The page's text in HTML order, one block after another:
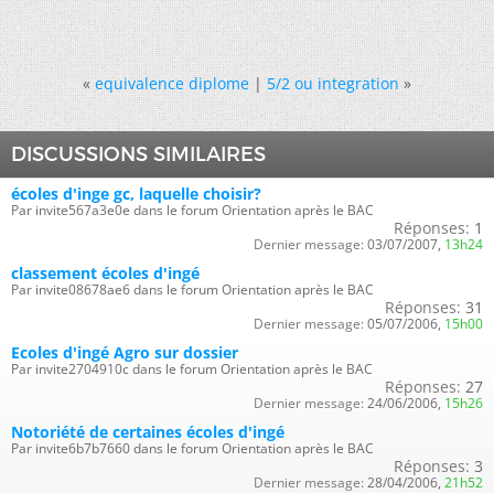
« equivalence diplome|5/2 ou integration »
DISCUSSIONS SIMILAIRES
écoles d'inge gc, laquelle choisir?
Par invite567a3e0e dans le forum Orientation après le BAC
Réponses: 1
Dernier message: 03/07/2007, 13h24
classement écoles d'ingé
Par invite08678ae6 dans le forum Orientation après le BAC
Réponses: 31
Dernier message: 05/07/2006, 15h00
Ecoles d'ingé Agro sur dossier
Par invite2704910c dans le forum Orientation après le BAC
Réponses: 27
Dernier message: 24/06/2006, 15h26
Notoriété de certaines écoles d'ingé
Par invite6b7b7660 dans le forum Orientation après le BAC
Réponses: 3
Dernier message: 28/04/2006, 21h52